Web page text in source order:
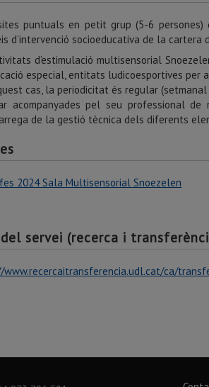
puntuals en petit grup (5-6 persones)
d’intervenció socioeducativa de la cartera
d’estimulació multisensorial
especial, entitats ludicoesportives
cas, la periodicitat és regular
acompanyades pel seu professional
de la gestió tècnica dels diferents
2024 Sala Multisensorial Snoezelen
servei (recerca i
ca/